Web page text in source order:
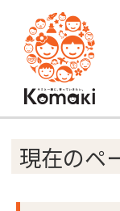
現在のペ